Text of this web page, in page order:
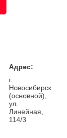
Адрес:
г.
Новосибирск
(основной),
ул.
Линейная,
114/3